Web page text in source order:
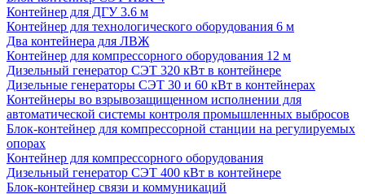
Контейнер для ДГУ 3.6 м
Контейнер для технологического оборудования 6 м
Два контейнера для ЛВЖ
Контейнер для компрессорного оборудования 12 м
Дизельный генератор СЭТ 320 кВт в контейнере
Дизельные генераторы СЭТ 30 и 60 кВт в контейнерах
Контейнеры во взрывозащищенном исполнении для
автоматической системы контроля промышленных выбросов
Блок-контейнер для компрессорной станции на регулируемых
опорах
Контейнер для компрессорного оборудования
Дизельный генератор СЭТ 400 кВт в контейнере
Блок-контейнер связи и коммуникаций